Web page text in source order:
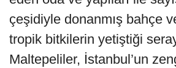
çeşidiyle donanmış bahçe
tropik bitkilerin yetiştiği
Maltepeliler, İstanbul’un